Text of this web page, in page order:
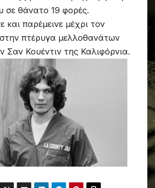
σε θάνατο 19 φορές.
και παρέμεινε μέχρι τον
πτέρυγα μελλοθανάτων
Σαν Κουέντιν της Καλιφόρνια.